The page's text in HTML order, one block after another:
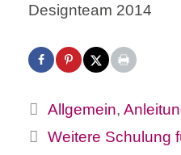
Designteam 2014
Kategorien
Allgemein,
Weitere Schulung